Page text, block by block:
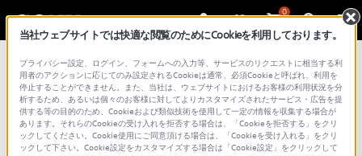
0
総合サポート・お問い合わせ
文書番号 : SH000162460 / 最終更新日 : 2025/03/11
当社ウェブサイトでは快適な閲覧のためにCookieを利用しております。
プライバシー設定、ログイン、フォームへの入力等、サービスのリクエストに相当する利
用者のアクションに応じてのみ設定されるCookieは通常、必須Cookieと呼ばれ、利用を
停止することができません。また、当社は、ウェブサイトにおけるお客様の利用状況を分
析するため、あるいは個々のお客様に対してよりカスタマイズされたサービス・広告を提
供する等の目的のため、Cookieおよび類似技術を使用して一定の情報を収集する場合が
あります。それらのCookieの受け入れを拒否する場合は、「Cookieを拒否する」をクリ
ックしてください。Cookie使用にご同意頂ける場合は、「Cookieを受け入れる」をクリ
ックして下さい。Cookie設定をカスタマイズする場合は「Cookie設定」をクリックして